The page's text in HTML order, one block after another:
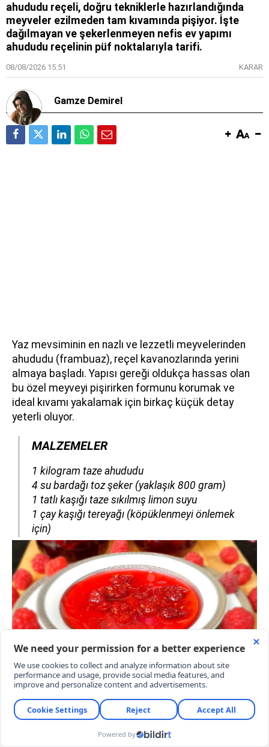
ahududu reçeli, doğru tekniklerle hazırlandığında
meyveler ezilmeden tam kıvamında pişiyor. İşte
dağılmayan ve şekerlenmeyen nefis ev yapımı
ahududu reçelinin püf noktalarıyla tarifi.
08/08/2026 15:51 KARAR
Gamze Demirel
Yaz mevsiminin en nazlı ve lezzetli meyvelerinden
ahududu (frambuaz), reçel kavanozlarında yerini
almaya başladı. Yapısı gereği oldukça hassas olan
bu özel meyveyi pişirirken formunu korumak ve
ideal kıvamı yakalamak için birkaç küçük detay
yeterli oluyor.
MALZEMELER
​​​​​​​1 kilogram taze ahududu
4 su bardağı toz şeker (yaklaşık 800 gram)
1 tatlı kaşığı taze sıkılmış limon suyu
1 çay kaşığı tereyağı (köpüklenmeyi önlemek
için)
HAZIRLANIŞI
Meyvelerin temizlenmesi:Hassas yapısı
nedeniyle ahududuları ezmeden, süzgeç içinde